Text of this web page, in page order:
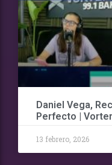
Daniel Vega,
Perfecto |
13 febrero, 2026